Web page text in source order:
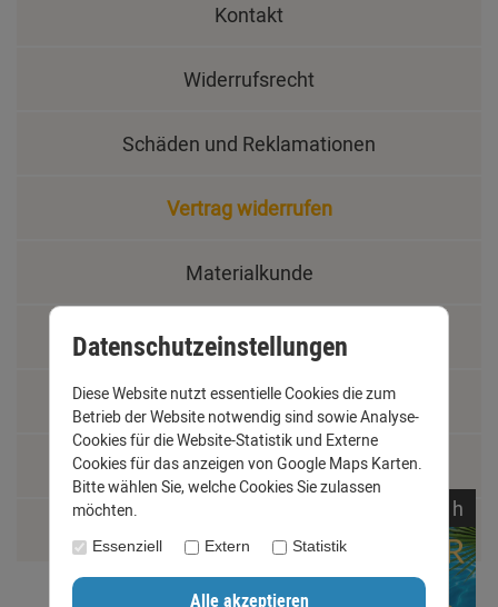
Kontakt
Widerrufsrecht
Schäden und Reklamationen
Vertrag widerrufen
Materialkunde
Fachbegriffe
Jobs
Montage und Installationshilfen
h
Datenschutzeinstellungen
Diese Website nutzt essentielle Cookies die zum
Betrieb der Website notwendig sind sowie Analyse-
Cookies für die Website-Statistik und Externe
Cookies für das anzeigen von Google Maps Karten.
Bitte wählen Sie, welche Cookies Sie zulassen
möchten.
Essenziell Extern Statistik